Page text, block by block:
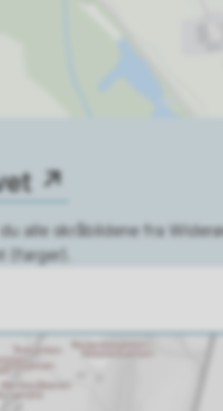
du alle skråbildene fra
(farger).